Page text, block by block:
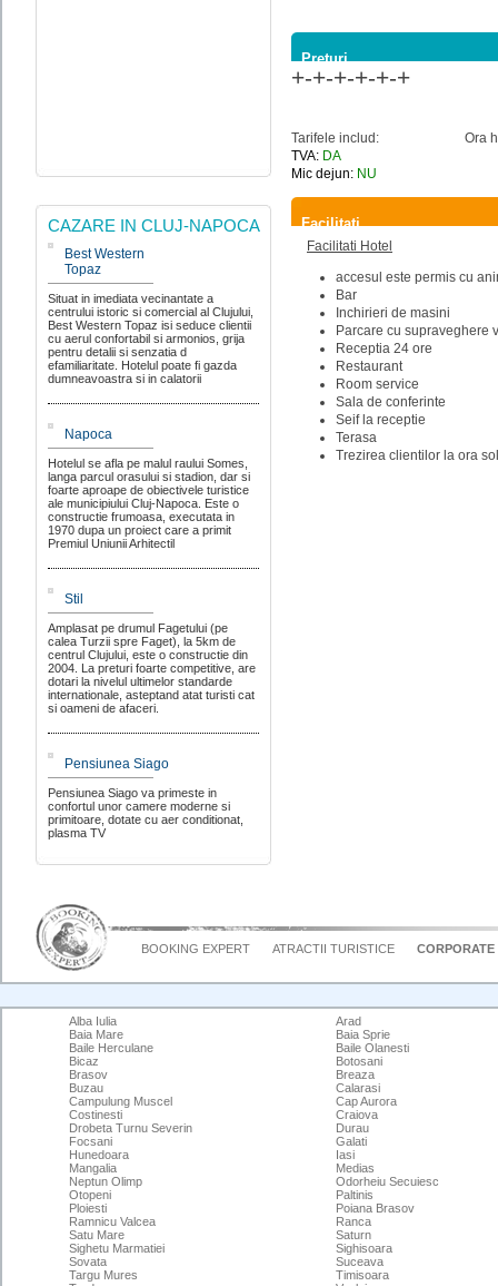
CAZARE IN CLUJ-NAPOCA
Best Western
Topaz
Situat in imediata vecinantate a
centrului istoric si comercial al Clujului,
Best Western Topaz isi seduce clientii
cu aerul confortabil si armonios, grija
pentru detalii si senzatia d
efamiliaritate. Hotelul poate fi gazda
dumneavoastra si in calatorii
Napoca
Hotelul se afla pe malul raului Somes,
langa parcul orasului si stadion, dar si
foarte aproape de obiectivele turistice
ale municipiului Cluj-Napoca. Este o
constructie frumoasa, executata in
1970 dupa un proiect care a primit
Premiul Uniunii Arhitectil
Stil
Amplasat pe drumul Fagetului (pe
calea Turzii spre Faget), la 5km de
centrul Clujului, este o constructie din
2004. La preturi foarte competitive, are
dotari la nivelul ultimelor standarde
internationale, asteptand atat turisti cat
si oameni de afaceri.
Pensiunea Siago
Pensiunea Siago va primeste in
confortul unor camere moderne si
primitoare, dotate cu aer conditionat,
plasma TV
Preturi
+-+-+-+-+-+
Tarifele includ:
TVA: DA
Mic dejun: NU
Ora
Facilitati
Facilitati Hotel
accesul este permis cu
Bar
Inchirieri de masini
Parcare cu supraveghere
Receptia 24 ore
Restaurant
Room service
Sala de conferinte
Seif la receptie
Terasa
Trezirea clientilor la ora
BOOKING EXPERT ATRACTII TURISTICE CORPORATE
Alba Iulia
Arad
Baia Mare
Baia Sprie
Baile Herculane
Baile Olanesti
Bicaz
Botosani
Brasov
Breaza
Buzau
Calarasi
Campulung Muscel
Cap Aurora
Costinesti
Craiova
Drobeta Turnu Severin
Durau
Focsani
Galati
Hunedoara
Iasi
Mangalia
Medias
Neptun Olimp
Odorheiu Secuiesc
Otopeni
Paltinis
Ploiesti
Poiana Brasov
Ramnicu Valcea
Ranca
Satu Mare
Saturn
Sighetu Marmatiei
Sighisoara
Sovata
Suceava
Targu Mures
Timisoara